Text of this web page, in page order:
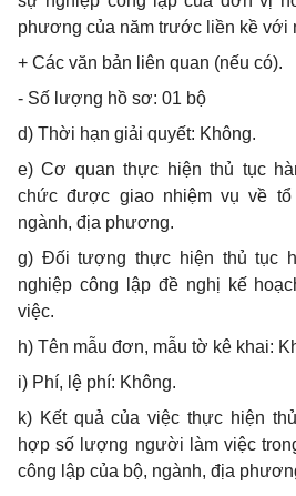
phương của năm trước liền kề với
+ Các văn bản liên quan (nếu có).
- Số lượng hồ sơ: 01 bộ
d) Thời hạn giải quyết: Không.
e) Cơ quan thực hiện thủ tục
chức được giao nhiệm vụ về
ngành, địa phương.
g) Đối tượng thực hiện thủ tục
nghiệp công lập đề nghị kế
việc.
h) Tên mẫu đơn, mẫu tờ kê khai:
i) Phí, lệ phí: Không.
k) Kết quả của việc thực hiện
hợp số lượng người làm việc
công lập của bộ, ngành, địa